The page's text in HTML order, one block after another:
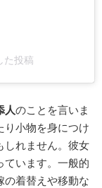
た投稿
人のことを言いま
り小物を身につけ
しれません。彼女
ています。一般的
の着替えや移動な